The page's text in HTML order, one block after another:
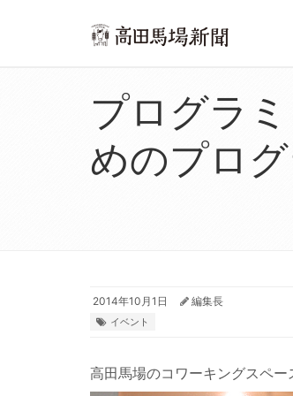
プログラ
めのプロ
2014年10月1日 編集長
イベント
高田馬場のコワーキングスペー